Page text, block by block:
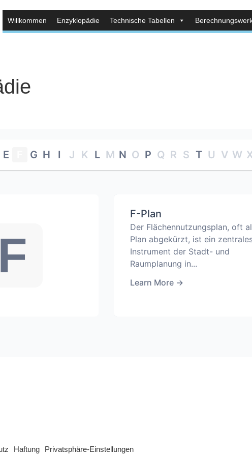
Willkommen Enzyklopädie Technische Tabellen
E G H I J K L M N O P Q R S T U V W
F
F-Plan
Der Flächennutzungsplan, oft
Plan abgekürzt, ist ein
Instrument der Stadt- und
Raumplanung in...
Learn More →
Haftung Privatsphäre-Einstellungen